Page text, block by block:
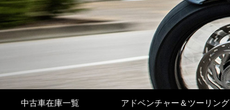
中古車在庫一覧 アドベンチャー＆ツーリング